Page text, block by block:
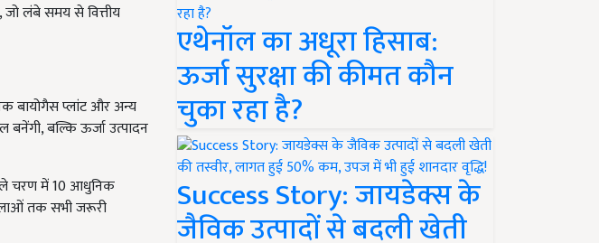
लंबे समय से वित्तीय
बायोगैस प्लांट और अन्य
बल्कि ऊर्जा उत्पादन
चरण में 10 आधुनिक
तक सभी जरूरी
एथेनॉल का अधूरा हिसाब:
ऊर्जा सुरक्षा की कीमत कौन
चुका रहा है?
Success Story: जायडेक्स के
जैविक उत्पादों से बदली खेती